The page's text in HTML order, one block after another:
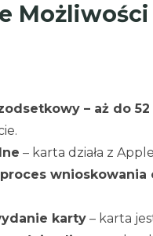
– aż do
– karta działa z
wnioskowania
karty – karta